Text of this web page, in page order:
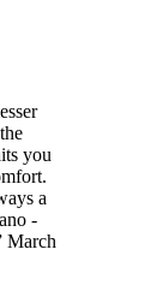
you
a
-
March